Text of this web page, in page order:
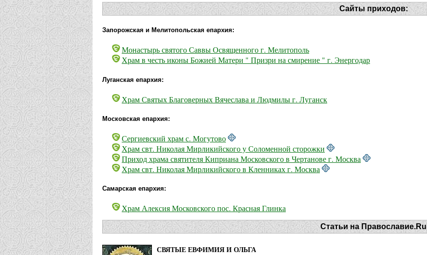
Сайты приходов:
Запорожская и Мелитопольская епархия:
Монастырь святого Саввы Освященного г. Мелитополь
Храм в честь иконы Божией Матери " Призри на смирение " г. Энергодар
Луганская епархия:
Храм Святых Благоверных Вячеслава и Людмилы г. Луганск
Московская епархия:
Сергиевский храм с. Могутово
Храм свт. Николая Мирликийского у Соломенной сторожки
Приход храма святителя Киприана Московского в Чертанове г. Москва
Храм свт. Николая Мирликийского в Кленниках г. Москва
Самарская епархия:
Храм Алексия Московского пос. Красная Глинка
Статьи на Православие.Ru
СВЯТЫЕ ЕВФИМИЯ И ОЛЬГА